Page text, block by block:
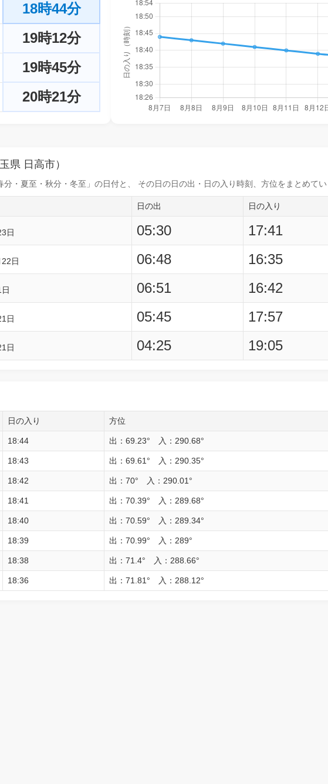
18時44分
19時12分
19時45分
20時21分
県 日高市）
分・夏至・秋分・冬至」の日付と、 その日の日の出・日の入り時刻 、方位をまとめてい
日の出 日の入り
日 05:30
17:41
日 06:48
16:35
06:51
16:42
日 05:45
17:57
日 04:25 19:05
日の入り 方位
18:44 出：69.23° 入：290.68°
18:43 出：69.61° 入：290.35°
18:42 出：70° 入：290.01°
18:41 出：70.39° 入：289.68°
18:40 出：70.59° 入：289.34°
18:39 出：70.99° 入：289°
18:38 出：71.4° 入：288.66°
18:36 出：71.81° 入：288.12°